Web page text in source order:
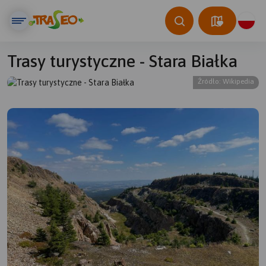
Trasy turystyczne - Stara Białka
Źródło: Wikipedia
© Traseo Map © OpenMapTiles © OpenStreetMap contributors